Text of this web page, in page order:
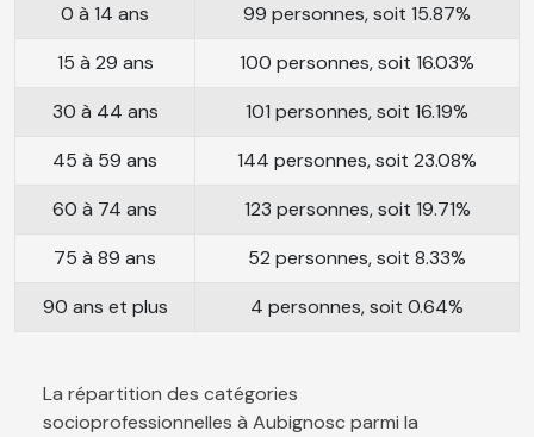
0 à 14 ans
99 personnes, soit 15.87%
15 à 29 ans
100 personnes, soit 16.03%
30 à 44 ans
101 personnes, soit 16.19%
45 à 59 ans
144 personnes, soit 23.08%
60 à 74 ans
123 personnes, soit 19.71%
75 à 89 ans
52 personnes, soit 8.33%
90 ans et plus
4 personnes, soit 0.64%
La répartition des catégories
socioprofessionnelles à Aubignosc parmi la